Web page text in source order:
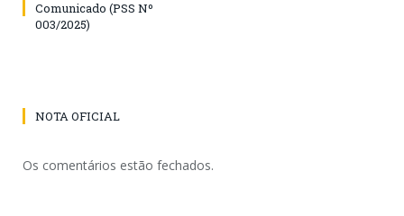
Comunicado (PSS Nº
003/2025)
NOTA OFICIAL
Os comentários estão fechados.